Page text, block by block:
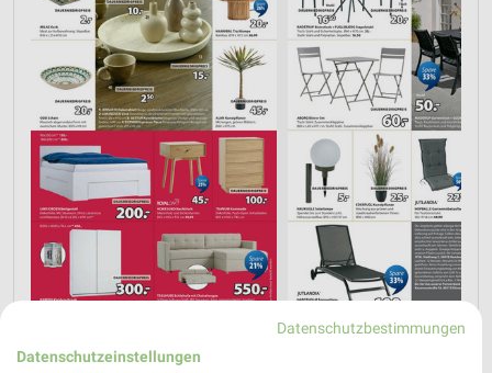
Datenschutzbestimmungen
Datenschutzeinstellungen